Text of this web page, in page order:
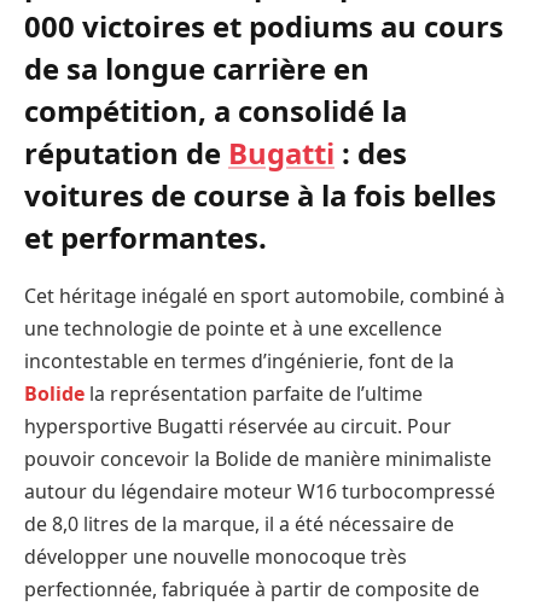
000 victoires et podiums au cours
de sa longue carrière en
compétition, a consolidé la
réputation de Bugatti : des
voitures de course à la fois belles
et performantes.
Cet héritage inégalé en sport automobile, combiné à
une technologie de pointe et à une excellence
incontestable en termes d’ingénierie, font de la
Bolide la représentation parfaite de l’ultime
hypersportive Bugatti réservée au circuit. Pour
pouvoir concevoir la Bolide de manière minimaliste
autour du légendaire moteur W16 turbocompressé
de 8,0 litres de la marque, il a été nécessaire de
développer une nouvelle monocoque très
perfectionnée, fabriquée à partir de composite de